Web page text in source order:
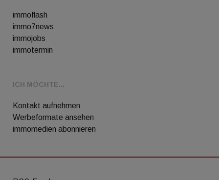
immoflash
immo7news
immojobs
immotermin
ICH MÖCHTE...
Kontakt aufnehmen
Werbeformate ansehen
immomedien abonnieren